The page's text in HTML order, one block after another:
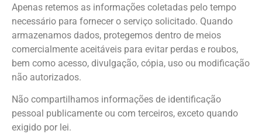
Apenas retemos as informações coletadas pelo tempo
necessário para fornecer o serviço solicitado. Quando
armazenamos dados, protegemos dentro de meios
comercialmente aceitáveis para evitar perdas e roubos,
bem como acesso, divulgação, cópia, uso ou modificação
não autorizados.
Não compartilhamos informações de identificação
pessoal publicamente ou com terceiros, exceto quando
exigido por lei.